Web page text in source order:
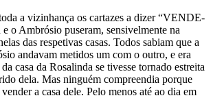
a vizinhança os cartazes a dizer “VENDE-
o Ambrósio puseram, sensivelmente na
das respetivas casas. Todos sabiam que a
andavam metidos um com o outro, e era
casa da Rosalinda se tivesse tornado estreita
dela. Mas ninguém compreendia porque
a casa dele. Pelo menos até ao dia em